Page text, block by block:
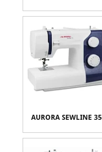
AURORA SEWLINE 35